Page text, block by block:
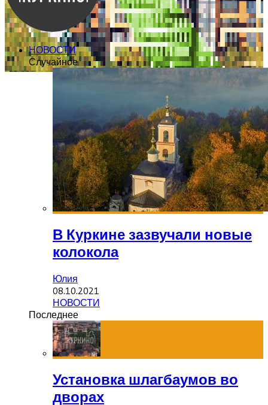
НОВОСТИ
Случайное
В Куркине зазвучали новые
колокола
Юлия
08.10.2021
НОВОСТИ
Последнее
Установка шлагбаумов во
дворах